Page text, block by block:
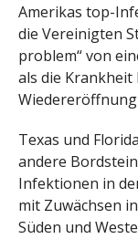
Amerikas top-
die Vereinigten
problem“ von
als die
Texas und
andere
Infektionen in
mit Zuwächsen
Süden und